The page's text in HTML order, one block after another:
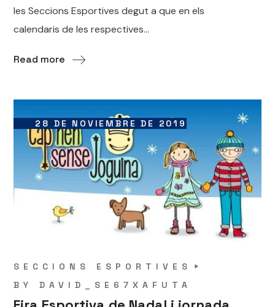
les Seccions Esportives degut a que en els
calendaris de les respectives...
Read more
28 DE NOVIEMBRE DE 2019
SECCIONS ESPORTIVES
BYDAVID_SE67XAFUTA